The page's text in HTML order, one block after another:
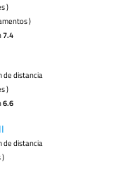
)
)
7.4
de distancia
)
6.6
de distancia
)